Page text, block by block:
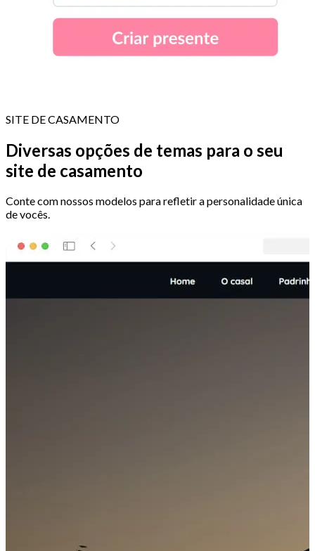
SITE DE CASAMENTO
Diversas opções de temas para o seu
site de casamento
Conte com nossos modelos para refletir a personalidade única
de vocês.